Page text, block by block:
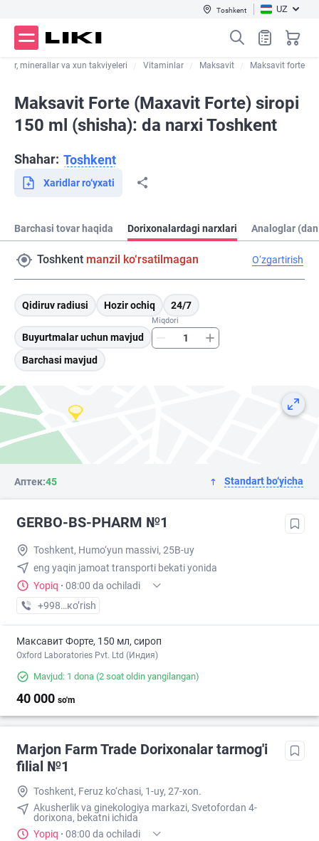
Toshkent UZ
minerallar va xun takviyeleri Vitaminlar Maksavit Maksavit forte
Maksavit Forte (Maxavit Forte) siropi
150 ml (shisha): da narxi Toshkent
Shahar: Toshkent
Xaridlar ro‘yxati
Barchasi tovar haqida Dorixonalardagi narxlari Analoglar
Toshkent manzil ko‘rsatilmagan O‘zgartirish
Qidiruv radiusi Hozir ochiq 24/7
Buyurtmalar uchun mavjud
Miqdori
Barchasi mavjud
Аптек:45 Standart bo‘yicha
GERBO-BS-PHARM №1
Toshkent, Humo‘yun massivi, 25B-uy
eng yaqin jamoat transporti bekati yonida
Yopiq · 08:00 da ochiladi
+998 (94) XXX-XX-XX
кo’rish
Максавит Форте, 150 мл, сироп
Oxford Laboratories Pvt. Ltd (Индия)
Mavjud: 1 dona (2 soat oldin yangilangan)
40 000 so'm
Marjon Farm Trade Dorixonalar tarmog'i
filial №1
Toshkent, Feruz ko‘chasi, 1-uy, 27-xon.
Akusherlik va ginekologiya markazi, Svetofordan 4-
dorixona, bekatni ichida
Yopiq · 08:00 da ochiladi